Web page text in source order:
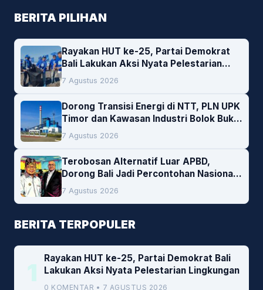
BERITA PILIHAN
Rayakan HUT ke-25, Partai Demokrat
Bali Lakukan Aksi Nyata Pelestarian
Lingkungan
7 Agustus 2026
Dorong Transisi Energi di NTT, PLN UPK
Timor dan Kawasan Industri Bolok Buka
Peluang Investasi Woodchip untuk
Cofiring PLTU Bolok
7 Agustus 2026
Terobosan Alternatif Luar APBD,
Dorong Bali Jadi Percontohan Nasional
Pembiayaan Daerah
7 Agustus 2026
BERITA TERPOPULER
1
Rayakan HUT ke-25, Partai Demokrat Bali
Lakukan Aksi Nyata Pelestarian Lingkungan
0 KOMENTAR • 7 AGUSTUS 2026